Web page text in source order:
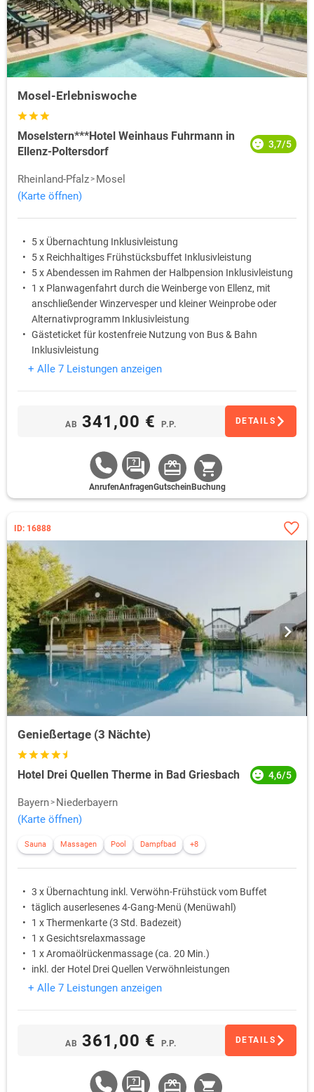
Mosel-Erlebniswoche
Moselstern***Hotel Weinhaus Fuhrmann in
Ellenz-Poltersdorf
3,7/5
Rheinland-Pfalz
Mosel
(Karte öffnen)
5 x Übernachtung Inklusivleistung
5 x Reichhaltiges Frühstücksbuffet Inklusivleistung
5 x Abendessen im Rahmen der Halbpension Inklusivleistung
1 x Planwagenfahrt durch die Weinberge von Ellenz, mit
anschließender Winzervesper und kleiner Weinprobe oder
Alternativprogramm Inklusivleistung
Gästeticket für kostenfreie Nutzung von Bus & Bahn
Inklusivleistung
Kostenfreies W-LAN Inklusivleistung
+ Alle 7 Leistungen anzeigen
AB 341,00 € P.P. DETAILS
AnrufenAnfragenGutschein Buchung
ID: 16888
Genießertage (3 Nächte)
Hotel Drei Quellen Therme in Bad Griesbach 4,6/5
Bayern
Niederbayern
(Karte öffnen)
Sauna Massagen Pool Dampfbad +8
3 x Übernachtung inkl. Verwöhn-Frühstück vom Buffet
täglich auserlesenes 4-Gang-Menü (Menüwahl)
1 x Thermenkarte (3 Std. Badezeit)
1 x Gesichtsrelaxmassage
1 x Aromaölrückenmassage (ca. 20 Min.)
inkl. der Hotel Drei Quellen Verwöhnleistungen
+ Alle 7 Leistungen anzeigen
AB 361,00 € P.P. DETAILS